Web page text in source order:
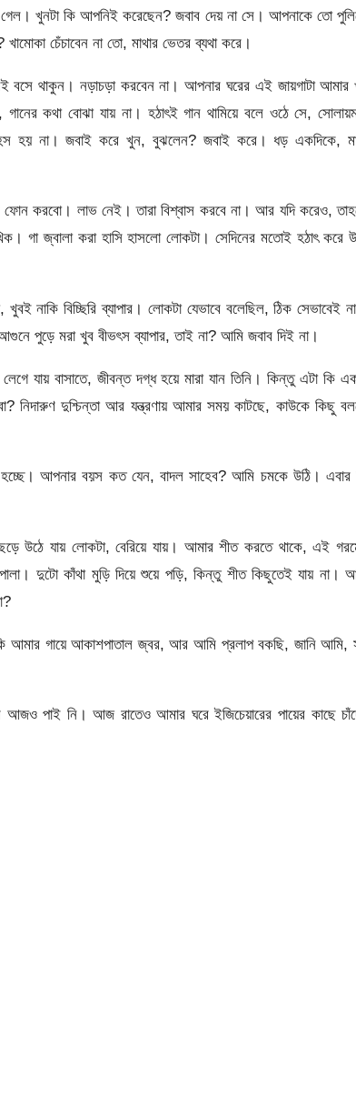
গেল। খুনটা কি আপনিই করেছেন? জবাব দেয় না সে। আপনাকে তো
চেঁচাবেন না তো, মাথার ভেতর ব্যথা করে।
বসে থাকুন। নড়াচড়া করবেন না। আপনার ঘরের এই জায়গাটা আমার
কথা বোঝা যায় না। হঠাৎই গান থামিয়ে বলে ওঠে সে,
হয় না। জবাই করে খুন, বুঝলেন? জবাই করে। ধড় একদিকে,
করবো। লাভ নেই। তারা বিশ্বাস করবে না। আর যদি করেও,
গা জ্বালা করা হাসি হাসলো লোকটা। সেদিনের মতোই হঠাৎ করে
নাকি বিচ্ছিরি ব্যাপার। লোকটা যেভাবে বলেছিল, ঠিক সেভাবেই
পুড়ে মরা খুব বীভৎস ব্যাপার, তাই না? আমি জবাব দিই না।
যায় বাসাতে, জীবন্ত দগ্ধ হয়ে মারা যান তিনি। কিন্তু এটা কি
দুশ্চিন্তা আর যন্ত্রণায় আমার সময় কাটছে, কাউকে কিছু
আপনার বয়স কত যেন, বাদল সাহেব? আমি চমকে উঠি। এবার
উঠে যায় লোকটা, বেরিয়ে যায়। আমার শীত করতে থাকে, এই
দুটো কাঁথা মুড়ি দিয়ে শুয়ে পড়ি, কিন্তু শীত কিছুতেই যায় না।
আমার গায়ে আকাশপাতাল জ্বর, আর আমি প্রলাপ বকছি, জানি আমি,
পাই নি। আজ রাতেও আমার ঘরে ইজিচেয়ারের পায়ের কাছে